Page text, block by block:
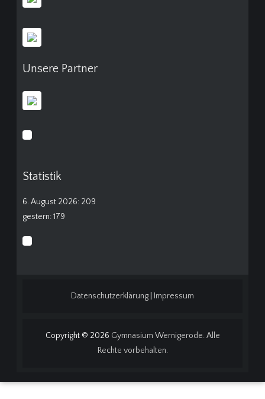
Unsere Partner
Statistik
6. August 2026: 209
gestern: 179
Datenschutzerklärung Impressum
Copyright © 2026 Gymnasium Wernigerode. Alle
Rechte vorbehalten.